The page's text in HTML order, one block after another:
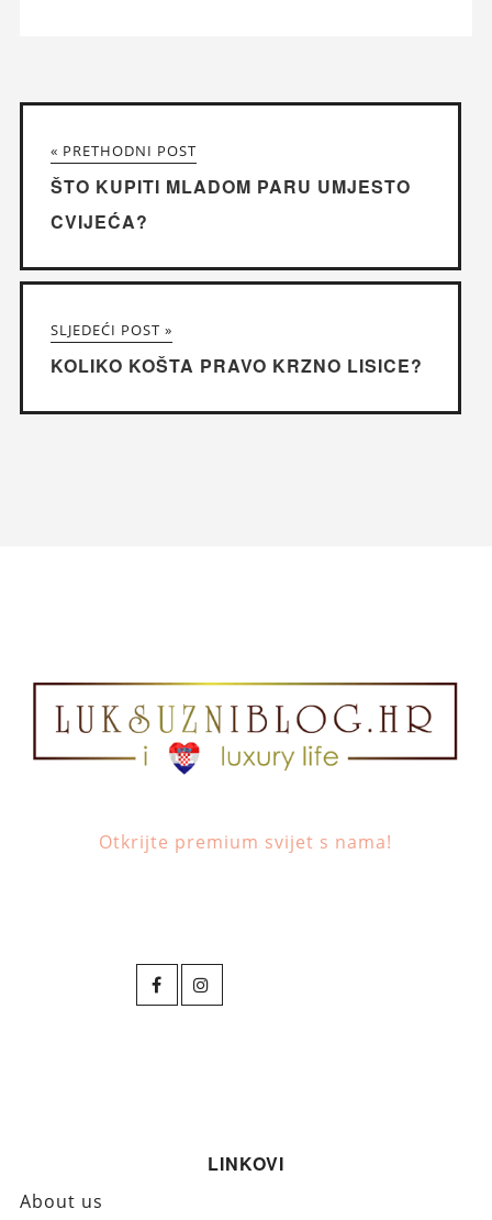
« PRETHODNI POST
ŠTO KUPITI MLADOM PARU UMJESTO
CVIJEĆA?
SLJEDEĆI POST »
KOLIKO KOŠTA PRAVO KRZNO LISICE?
Otkrijte premium svijet s nama!
LINKOVI
About us